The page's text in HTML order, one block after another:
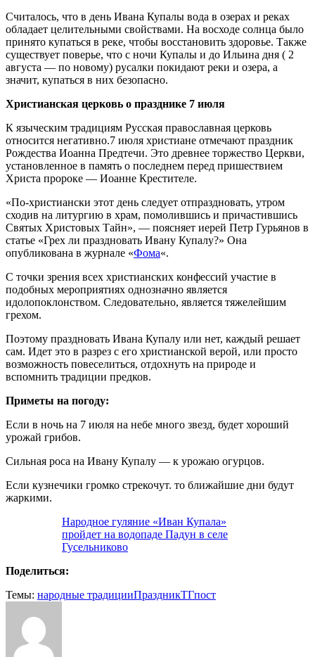
Считалось, что в день Ивана Купалы вода в озерах и реках
обладает целительными свойствами. На восходе солнца было
принято купаться в реке, чтобы восстановить здоровье. Также
существует поверье, что с ночи Купалы и до Ильина дня ( 2
августа — по новому) русалки покидают реки и озера, а
значит, купаться в них безопасно.
Христианская церковь о празднике 7 июля
К языческим традициям Русская православная церковь
относится негативно.7 июля христиане отмечают праздник
Рождества Иоанна Предтечи. Это древнее торжество Церкви,
установленное в память о последнем перед пришествием
Христа пророке — Иоанне Крестителе.
«По-христиански этот день следует отпраздновать, утром
сходив на литургию в храм, помолившись и причастившись
Святых Христовых Тайн», — поясняет иерей Петр Гурьянов в
статье «Грех ли праздновать Ивану Купалу?» Она
опубликована в журнале «Фома«.
С точки зрения всех христианских конфессий участие в
подобных мероприятиях однозначно является
идолопоклонством. Следовательно, является тяжелейшим
грехом.
Поэтому праздновать Ивана Купалу или нет, каждый решает
сам. Идет это в разрез с его христианской верой, или просто
возможность повеселиться, отдохнуть на природе и
вспомнить традиции предков.
Приметы на погоду:
Если в ночь на 7 июля на небе много звезд, будет хороший
урожай грибов.
Сильная роса на Ивану Купалу — к урожаю огурцов.
Если кузнечики громко стрекочут. то ближайшие дни будут
жаркими.
Народное гуляние «Иван Купала»
пройдет на водопаде Падун в селе
Гусельниково
Поделиться:
Темы: народные традицииПраздникТГпост